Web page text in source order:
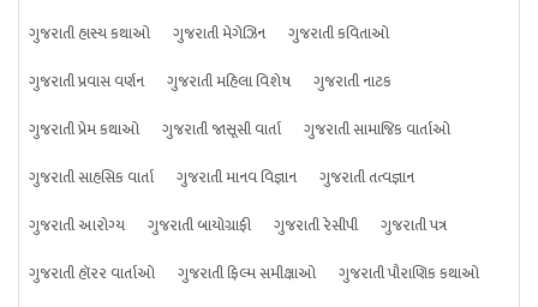
ગુજરાતી હાસ્ય કથાઓ
ગુજરાતી મેગેઝિન
ગુજરાતી કવિતાઓ
ગુજરાતી પ્રવાસ વર્ણન
ગુજરાતી મહિલા વિશેષ
ગુજરાતી નાટક
ગુજરાતી પ્રેમ કથાઓ
ગુજરાતી જાસૂસી વાર્તા
ગુજરાતી સામાજિક વાર્તાઓ
ગુજરાતી સાહસિક વાર્તા
ગુજરાતી માનવ વિજ્ઞાન
ગુજરાતી તત્વજ્ઞાન
ગુજરાતી આરોગ્ય
ગુજરાતી બાયોગ્રાફી ગુજરાતી રેસીપી
ગુજરાતી પત્ર
ગુજરાતી હૉરર વાર્તાઓ
ગુજરાતી ફિલ્મ સમીક્ષાઓ
ગુજરાતી પૌરાણિક કથાઓ